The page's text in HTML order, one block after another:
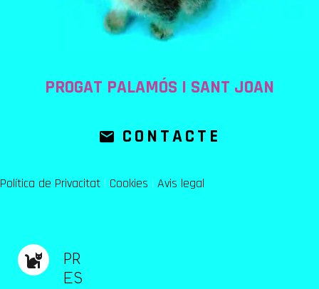
PROGAT PALAMÓS I SANT JOAN
CONTACTE
Política de Privacitat | Cookies | Avis legal
PR
ES